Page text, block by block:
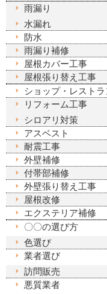
雨漏り
水漏れ
防水
雨漏り補修
屋根カバー工事
屋根張り替え工事
ショップ・レストラ
リフォーム工事
シロアリ対策
アスベスト
耐震工事
外壁補修
付帯部補修
外壁張り替え工事
屋根改修
エクステリア補修
〇〇の選び方
色選び
業者選び
訪問販売
悪質業者